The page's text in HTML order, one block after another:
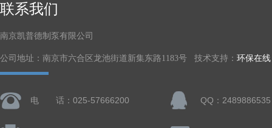
联系我们
南京凯普德制泵有限公司
公司地址：南京市六合区龙池街道新集东路1183号 技术支持： 环保在线
电 话：025-57666200 QQ：2489886535